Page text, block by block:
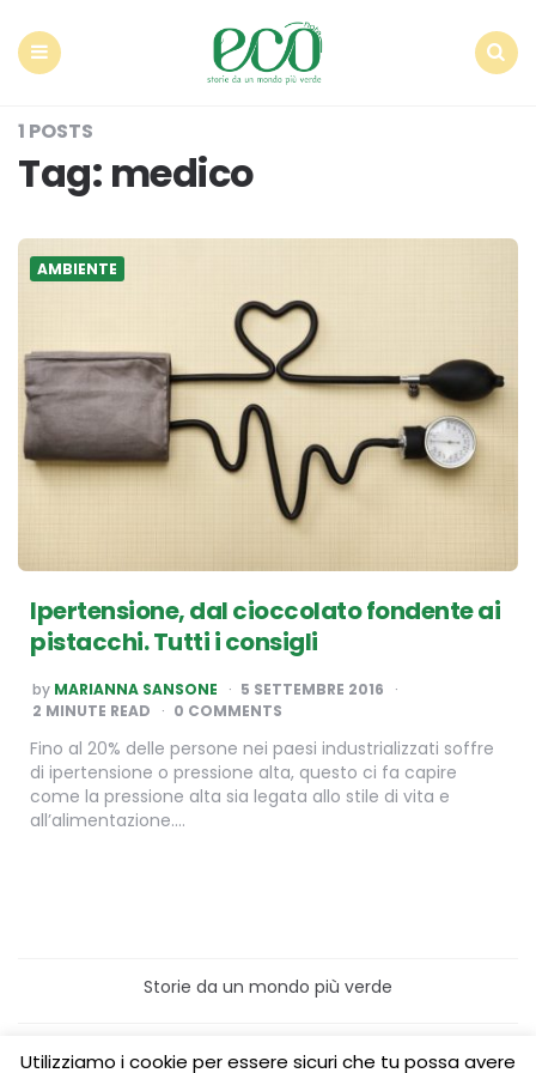
1 POSTS
Tag: medico
AMBIENTE
Ipertensione, dal cioccolato fondente ai
pistacchi. Tutti i consigli
POSTED
BY
by MARIANNA SANSONE
5 SETTEMBRE 2016
2 MINUTE READ 0 COMMENTS
Fino al 20% delle persone nei paesi industrializzati soffre
di ipertensione o pressione alta, questo ci fa capire
come la pressione alta sia legata allo stile di vita e
all’alimentazione….
Storie da un mondo più verde
Home
Turismo sostenibile
Utilizziamo i cookie per essere sicuri che tu possa avere